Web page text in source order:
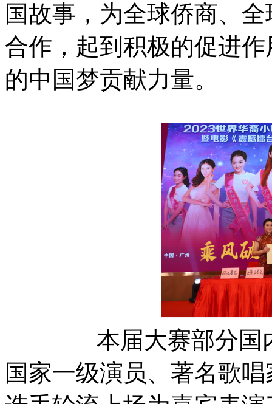
国故事，为全球侨商、
合作，起到积极的促进
的中国梦贡献力量。
本届大赛部分国
国家一级演员、著名歌